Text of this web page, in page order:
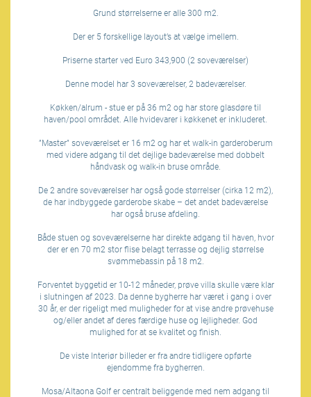
Grund størrelserne er alle 300 m2.
Der er 5 forskellige layout’s at vælge imellem.
Priserne starter ved Euro 343,900 (2 soveværelser)
Denne model har 3 soveværelser, 2 badeværelser.
Køkken/alrum - stue er på 36 m2 og har store glasdøre til
haven/pool området. Alle hvidevarer i køkkenet er inkluderet.
”Master” soveværelset er 16 m2 og har et walk-in garderoberum
med videre adgang til det dejlige badeværelse med dobbelt
håndvask og walk-in bruse område.
De 2 andre soveværelser har også gode størrelser (cirka 12 m2),
de har indbyggede garderobe skabe – det andet badeværelse
har også bruse afdeling.
Både stuen og soveværelserne har direkte adgang til haven, hvor
der er en 70 m2 stor flise belagt terrasse og dejlig størrelse
svømmebassin på 18 m2.
Forventet byggetid er 10-12 måneder, prøve villa skulle være klar
i slutningen af 2023. Da denne bygherre har været i gang i over
30 år, er der rigeligt med muligheder for at vise andre prøvehuse
og/eller andet af deres færdige huse og lejligheder. God
mulighed for at se kvalitet og finish.
De viste Interiør billeder er fra andre tidligere opførte
ejendomme fra bygherren.
Mosa/Altaona Golf er centralt beliggende med nem adgang til